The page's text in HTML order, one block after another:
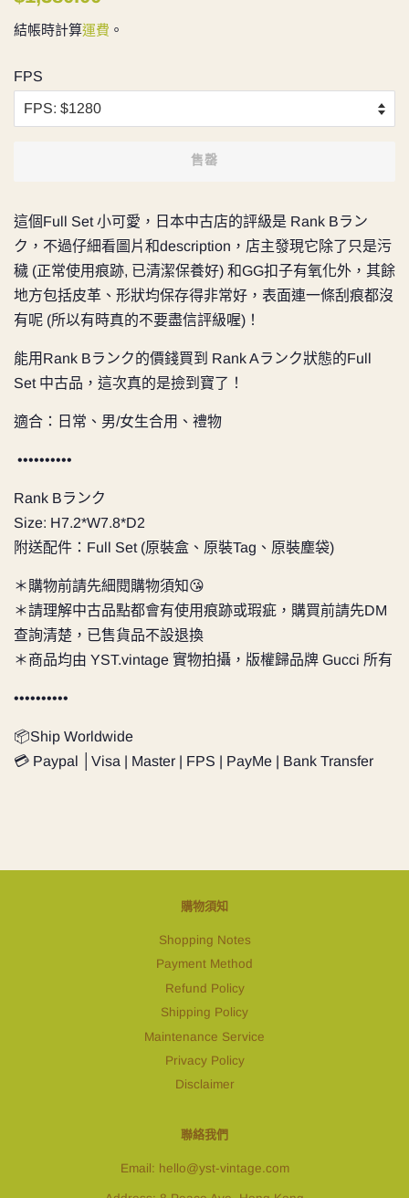
結帳時計算運費 。
FPS
售罄
這個Full Set 小可愛， 日本中古店的評級是 Rank Bラン
ク，不過仔細看圖片和description，店主發現它除了只是污
穢 (正常使用痕跡, 已清潔保養好) 和GG扣子有氧化外，其餘
地方包括皮革、形狀均保存得非常好，表面連一條刮痕都沒
有呢 (所以有時真的不要盡信評級喔)！
能用Rank Bランク的價錢買到 Rank Aランク狀態的Full
Set 中古品，這次真的是撿到寶了！
適合：日常、男/女生合用、禮物
••••••••••
Rank Bランク
Size: H7.2*W7.8*D2
附送配件：Full Set (原裝盒、原裝Tag、原裝塵袋)
＊購物前請先細閱購物須知😘
＊請理解中古品點都會有使用痕跡或瑕疵，購買前請先DM
查詢清楚，已售貨品不設退換
＊商品均由 YST.vintage 實物拍攝，版權歸品牌 Gucci 所有
••••••••••
📦Ship Worldwide
💳 Paypal │Visa | Master | FPS | PayMe | Bank Transfer
購物須知
Shopping Notes
Payment Method
Refund Policy
Shipping Policy
Maintenance Service
Privacy Policy
Disclaimer
聯絡我們
Email: hello@yst-vintage.com